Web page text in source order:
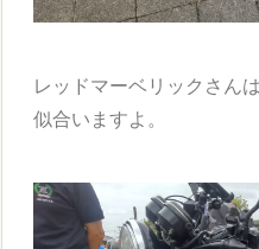
レッドマーベリックさん
似合いますよ。